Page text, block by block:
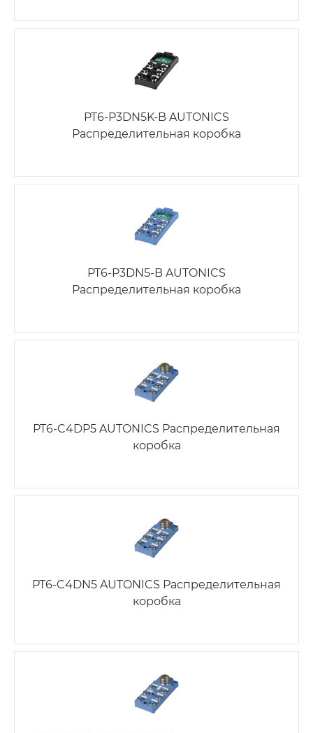
PT6-P3DN5K-B AUTONICS
Распределительная коробка
PT6-P3DN5-B AUTONICS
Распределительная коробка
PT6-C4DP5 AUTONICS Распределительная
коробка
PT6-C4DN5 AUTONICS Распределительная
коробка